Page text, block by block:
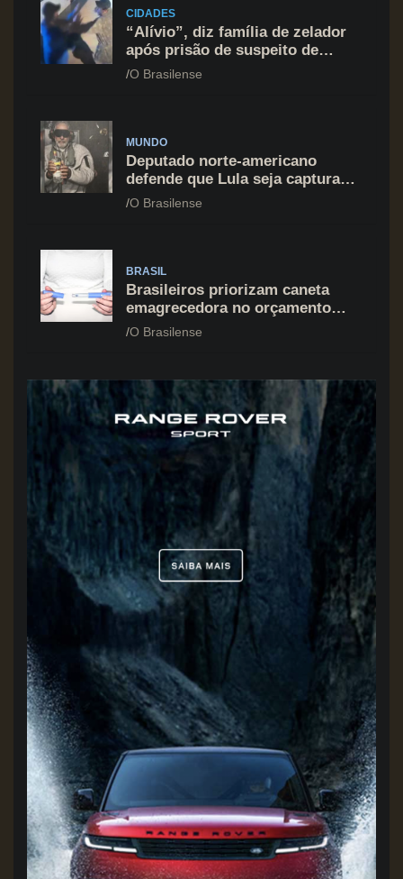
CIDADES
“Alívio”, diz família de zelador
após prisão de suspeito de
agressão na Asa Norte
O Brasilense
MUNDO
Deputado norte-americano
defende que Lula seja capturado
assim como Nicolás Maduro
O Brasilense
BRASIL
Brasileiros priorizam caneta
emagrecedora no orçamento
mesmo em situação de aperto
O Brasilense